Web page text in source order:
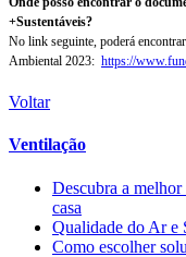
+Sustentáveis?
No link seguinte, poderá
Ambiental 2023: https://
Voltar
Ventilação
Descubra a
casa
Qualidade do Ar e
Como escolher